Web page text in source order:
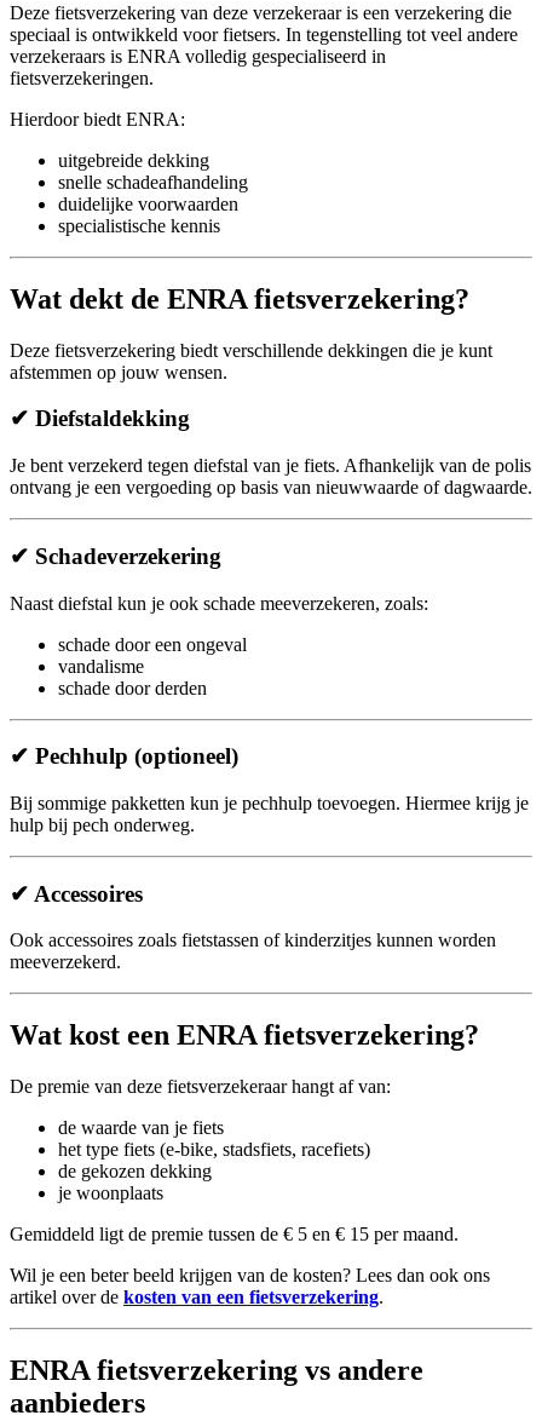
Deze fietsverzekering van deze verzekeraar is een verzekering die
speciaal is ontwikkeld voor fietsers. In tegenstelling tot veel andere
verzekeraars is ENRA volledig gespecialiseerd in
fietsverzekeringen.
Hierdoor biedt ENRA:
uitgebreide dekking
snelle schadeafhandeling
duidelijke voorwaarden
specialistische kennis
Wat dekt de ENRA fietsverzekering?
Deze fietsverzekering biedt verschillende dekkingen die je kunt
afstemmen op jouw wensen.
✔ Diefstaldekking
Je bent verzekerd tegen diefstal van je fiets. Afhankelijk van de polis
ontvang je een vergoeding op basis van nieuwwaarde of dagwaarde.
✔ Schadeverzekering
Naast diefstal kun je ook schade meeverzekeren, zoals:
schade door een ongeval
vandalisme
schade door derden
✔ Pechhulp (optioneel)
Bij sommige pakketten kun je pechhulp toevoegen. Hiermee krijg je
hulp bij pech onderweg.
✔ Accessoires
Ook accessoires zoals fietstassen of kinderzitjes kunnen worden
meeverzekerd.
Wat kost een ENRA fietsverzekering?
De premie van deze fietsverzekeraar hangt af van:
de waarde van je fiets
het type fiets (e-bike, stadsfiets, racefiets)
de gekozen dekking
je woonplaats
Gemiddeld ligt de premie tussen de € 5 en € 15 per maand.
Wil je een beter beeld krijgen van de kosten? Lees dan ook ons
artikel over de kosten van een fietsverzekering.
ENRA fietsverzekering vs andere
aanbieders